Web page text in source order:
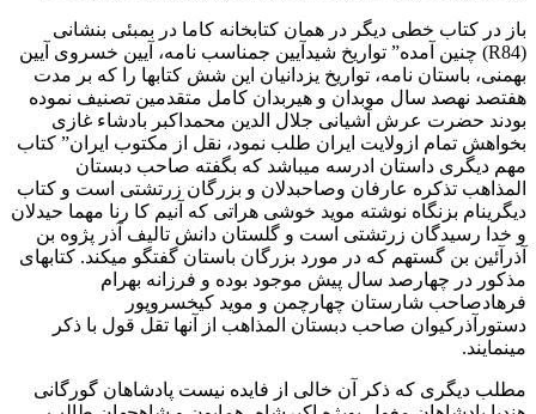
باز در کتاب خطی دیگر در همان کتابخانه کاما در بمبئی بنشانی
(R84) چنین آمده” تواریخ شیدآیین جمناسب نامه، آیین خسروی آیین
بهمنی، باستان نامه، تواریخ یزدانیان این شش کتابها را که بر مدت
هفتصد نهصد سال موبدان و هیربدان کامل متقدمین تصنیف نموده
بودند حضرت عرش آشیانی جلال الدین محمداکبر بادشاء غازی
بخواهش تمام ازولایت ایران طلب نمود، نقل از مکتوب ایران” کتاب
مهم دیگری داستان ادرسه میباشد که بگفته صاحب دبستان
المذاهب تذكره عارفان وصاحبدلان و بزرگان زرتشتی است و کتاب
دیگرینام بزنگاه نوشته موید خوشی هراتی که آنیم کا رنا مهما حیدلان
و خدا رسیدگان زرتشتی است و گلستان دانش تالیف آذر پژوه بن
آذرآئین بن گستهم که در مورد بزرگان باستان گفتگو میکند. کتابهای
مذکور در چهارصد سال پیش موجود بوده و فرزانه بهرام
فرهادصاحب شارستان چهارچمن و موید کیخسروپور
دستورآذرکیوان صاحب دبستان المذاهب از آنها تقل قول با ذکر
مینمایند.
مطلب دیگری که ذکر آن خالی از فایده نیست پادشاهان گورگانی